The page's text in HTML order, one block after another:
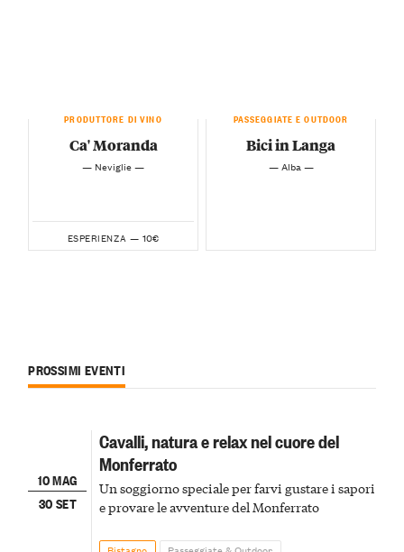
PRODUTTORE DI VINO
Ca' Moranda
— Neviglie —
ESPERIENZA — 10€
PASSEGGIATE E OUTDOOR
Bici in Langa
— Alba —
PROSSIMI EVENTI
10 MAG
30 SET
Cavalli, natura e relax nel cuore del
Monferrato
Un soggiorno speciale per farvi gustare i sapori
e provare le avventure del Monferrato